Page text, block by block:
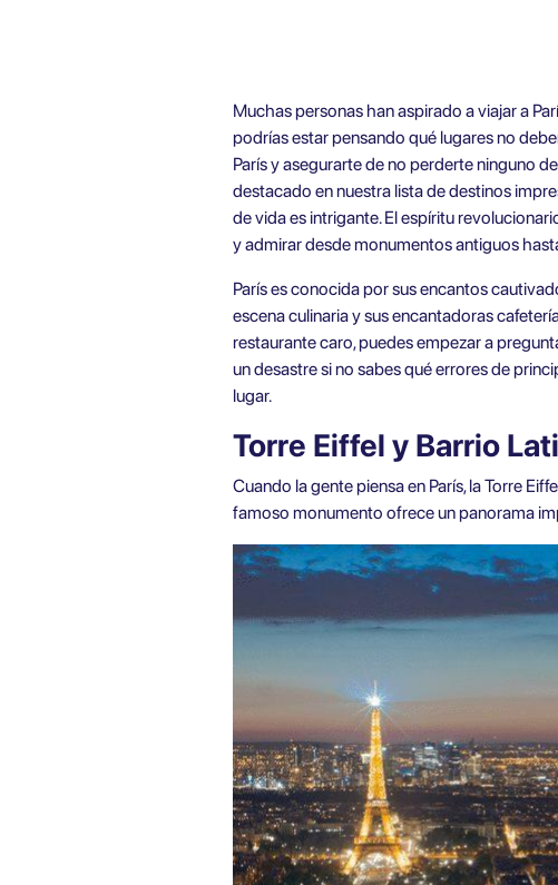
Muchas personas han aspirado a viajar a
podrías estar pensando qué lugares no
París y asegurarte de no perderte ninguno
destacado en nuestra lista de destinos
de vida es intrigante. El espíritu
y admirar desde monumentos antiguos
París es conocida por sus encantos
escena culinaria y sus encantadoras
restaurante caro, puedes empezar a
un desastre si no sabes qué errores de
lugar.
Torre Eiffel y Barrio
Cuando la gente piensa en París, la Torre
famoso monumento ofrece un panorama